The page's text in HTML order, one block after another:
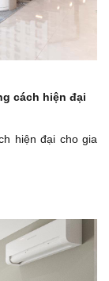
cách hiện đại
hiện đại cho gia